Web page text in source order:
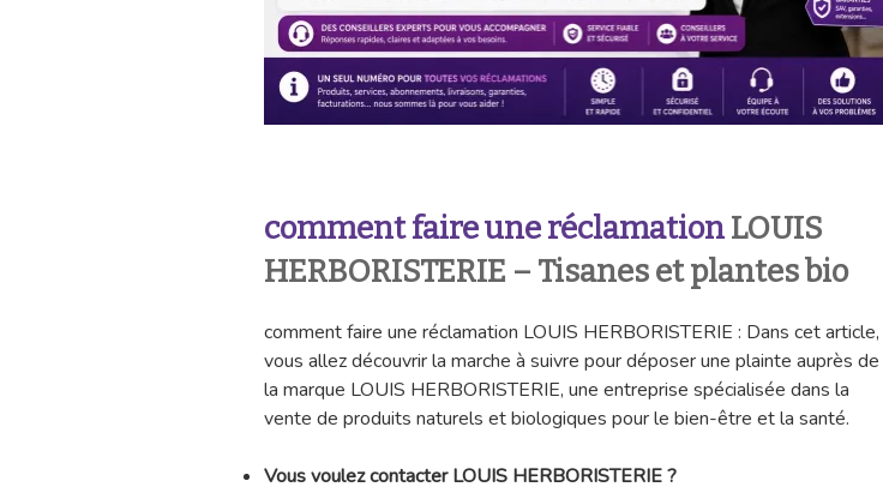
comment faire une réclamationLOUIS
HERBORISTERIE – Tisanes et plantes bio
comment faire une réclamation LOUIS HERBORISTERIE : Dans cet article,
vous allez découvrir la marche à suivre pour déposer une plainte auprès de
la marque LOUIS HERBORISTERIE, une entreprise spécialisée dans la
vente de produits naturels et biologiques pour le bien-être et la santé.
Vous voulez contacter LOUIS HERBORISTERIE ?